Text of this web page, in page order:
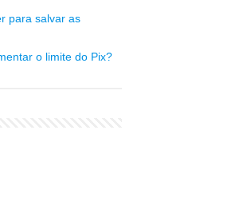
para salvar as
o limite do Pix?